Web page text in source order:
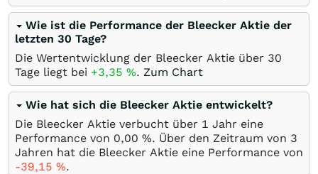
Wie ist die Performance der Bleecker Aktie der
letzten 30 Tage?
Die Wertentwicklung der Bleecker Aktie über 30
Tage liegt bei +3,35 %. Zum Chart
Wie hat sich die Bleecker Aktie entwickelt?
Die Bleecker Aktie verbucht über 1 Jahr eine
Performance von 0,00 %. Über den Zeitraum von 3
Jahren hat die Bleecker Aktie eine Performance von
-39,15 %.